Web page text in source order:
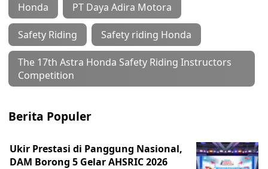
Honda PT Daya Adira Motora
Safety Riding Safety riding Honda
The 17th Astra Honda Safety Riding Instructors
Competition
Berita Populer
Ukir Prestasi di Panggung Nasional,
DAM Borong 5 Gelar AHSRIC 2026